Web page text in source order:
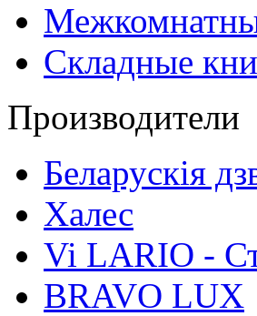
Складные
Производители
Беларускія
Халес
Vi LARIO -
BRAVO LUX